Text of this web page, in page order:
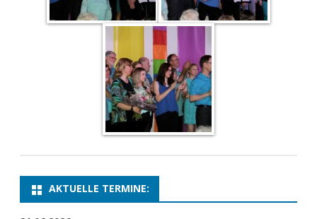
AKTUELLE TERMINE: